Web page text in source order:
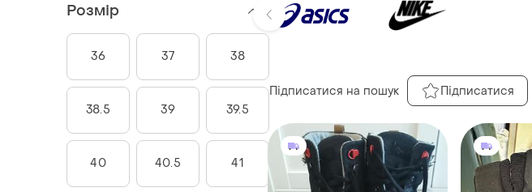
Підписатися на пошук Підписатися
Розмір
36 37 38
38.5 39 39.5
40 40.5 41